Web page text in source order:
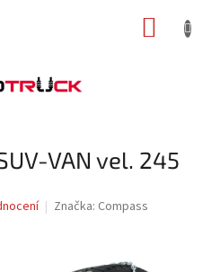
VAN vel. 245
Značka: Compass